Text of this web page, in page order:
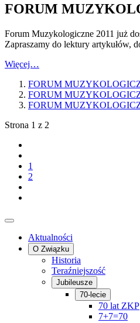
FORUM
Forum Muzykologiczne 2011 już
Zapraszamy do lektury artykułów,
Więcej…
FORUM
FORUM
FORUM
Strona 1 z 2
1
2
Aktualności
O Związku
Historia
Teraźniejszość
Jubileusze
70-lecie
70 lat ZKP
7+7=70